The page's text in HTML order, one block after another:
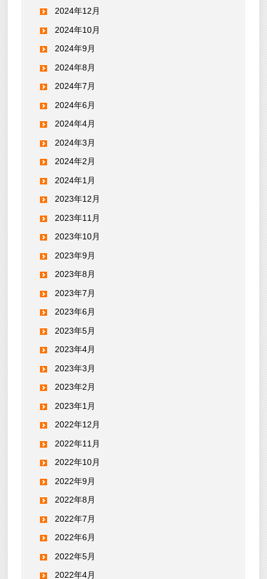
2024年12月
2024年10月
2024年9月
2024年8月
2024年7月
2024年6月
2024年4月
2024年3月
2024年2月
2024年1月
2023年12月
2023年11月
2023年10月
2023年9月
2023年8月
2023年7月
2023年6月
2023年5月
2023年4月
2023年3月
2023年2月
2023年1月
2022年12月
2022年11月
2022年10月
2022年9月
2022年8月
2022年7月
2022年6月
2022年5月
2022年4月